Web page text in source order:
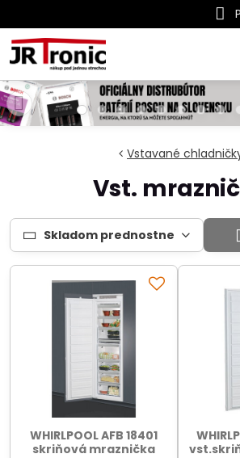
Vstavané
Vst.
Skladom prednostne
WHIRLPOOL AFB 18401
skriňová mraznička